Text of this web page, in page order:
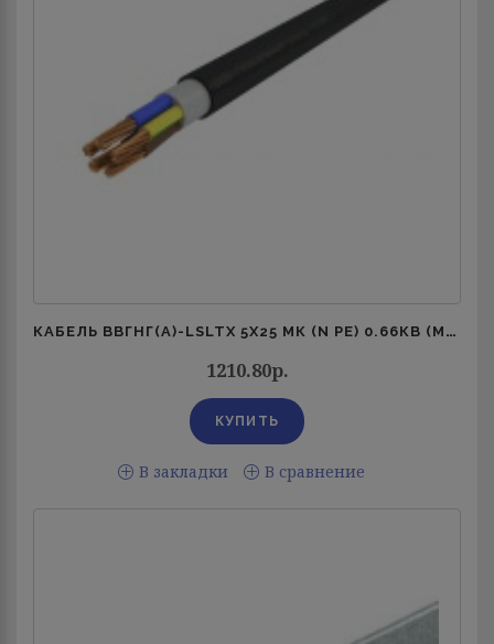
КАБЕЛЬ ВВГНГ(А)-LSLTX 5Х25 МК (N PE) 0.66КВ (М) АЛЮР 00-00006060
1210.80р.
В закладки В сравнение